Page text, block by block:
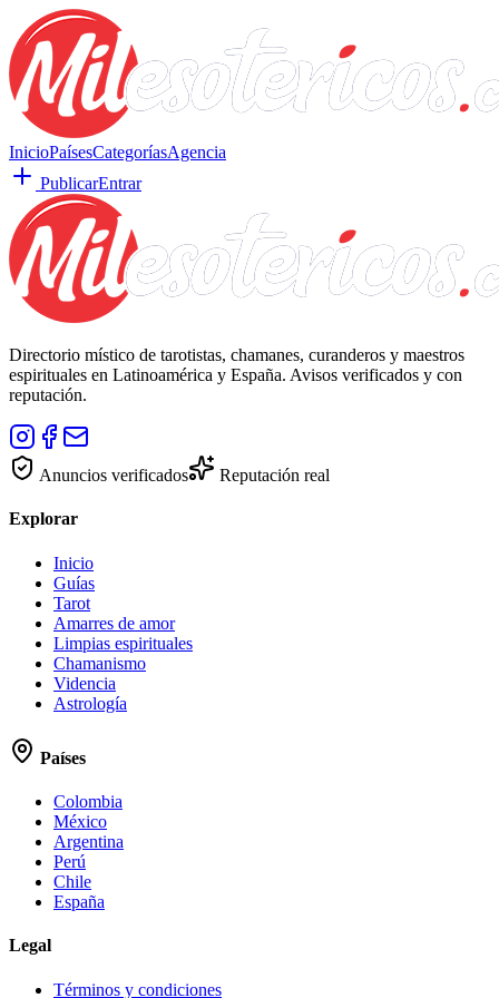
InicioPaísesCategoríasAgencia
PublicarEntrar
Directorio místico de tarotistas, chamanes, curanderos y maestros
espirituales en Latinoamérica y España. Avisos verificados y con
reputación.
Anuncios verificados Reputación real
Explorar
Inicio
Guías
Tarot
Amarres de amor
Limpias espirituales
Chamanismo
Videncia
Astrología
Países
Colombia
México
Argentina
Perú
Chile
España
Legal
Términos y condiciones